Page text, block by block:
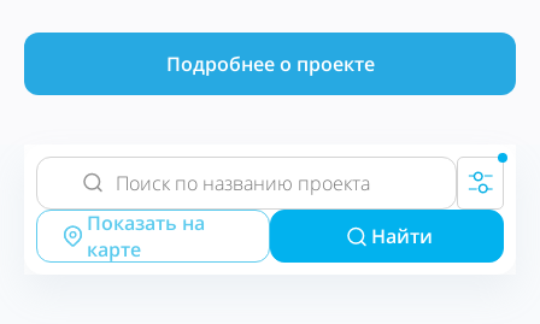
Подробнее о проекте
Показать на
карте
Найти